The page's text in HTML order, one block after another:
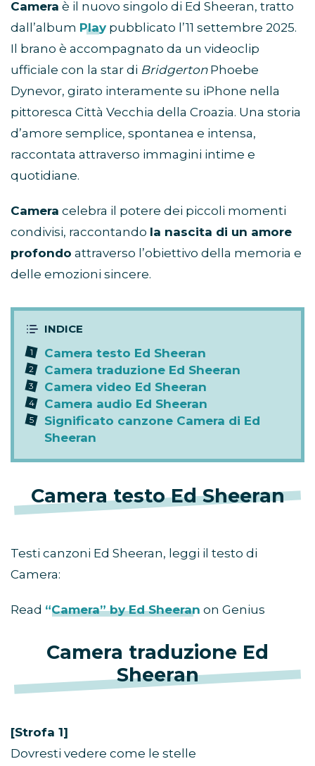
Camera è il nuovo singolo di Ed Sheeran, tratto
dall’album Play pubblicato l’11 settembre 2025.
Il brano è accompagnato da un videoclip
ufficiale con la star di BridgertonPhoebe
Dynevor, girato interamente su iPhone nella
pittoresca Città Vecchia della Croazia. Una storia
d’amore semplice, spontanea e intensa,
raccontata attraverso immagini intime e
quotidiane.
Camera celebra il potere dei piccoli momenti
condivisi, raccontando la nascita di un amore
profondo attraverso l’obiettivo della memoria e
delle emozioni sincere.
Camera testo Ed Sheeran
Camera traduzione Ed Sheeran
Camera video Ed Sheeran
Camera audio Ed Sheeran
Significato canzone Camera di Ed
Sheeran
Camera testo Ed Sheeran
Testi canzoni Ed Sheeran, leggi il testo di
Camera:
Read “Camera” by Ed Sheeran on Genius
Camera traduzione Ed
Sheeran
[Strofa 1]
Dovresti vedere come le stelle